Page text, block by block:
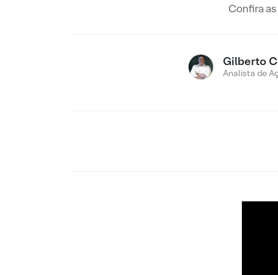
Confira
Gilberto
Analista de